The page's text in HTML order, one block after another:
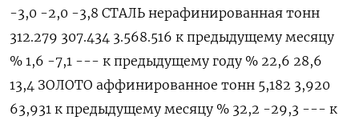
-3,0 -2,0 -3,8 СТАЛЬ нерафинированная тонн
312.279 307.434 3.568.516 к предыдущему месяцу
% 1,6 -7,1 --- к предыдущему году % 22,6 28,6
13,4 ЗОЛОТО аффинированное тонн 5,182 3,920
63,931 к предыдущему месяцу % 32,2 -29,3 --- к